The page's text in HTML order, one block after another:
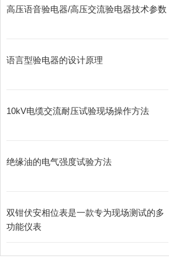
高压语音验电器/高压交流验电器技术参数
语言型验电器的设计原理
10kV电缆交流耐压试验现场操作方法
绝缘油的电气强度试验方法
双钳伏安相位表是一款专为现场测试的多
功能仪表